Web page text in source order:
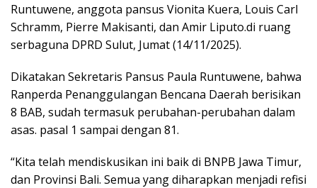
Runtuwene, anggota pansus Vionita Kuera, Louis Carl
Schramm, Pierre Makisanti, dan Amir Liputo.di ruang
serbaguna DPRD Sulut, Jumat (14/11/2025).
Dikatakan Sekretaris Pansus Paula Runtuwene, bahwa
Ranperda Penanggulangan Bencana Daerah berisikan
8 BAB, sudah termasuk perubahan-perubahan dalam
asas. pasal 1 sampai dengan 81.
“Kita telah mendiskusikan ini baik di BNPB Jawa Timur,
dan Provinsi Bali. Semua yang diharapkan menjadi refisi